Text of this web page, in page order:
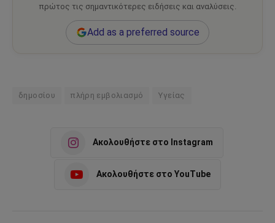
πρώτος τις σημαντικότερες ειδήσεις και αναλύσεις.
Add as a preferred source
δημοσίου πλήρη εμβολιασμό Υγείας
Ακολουθήστε στο Instagram
Ακολουθήστε στο YouTube